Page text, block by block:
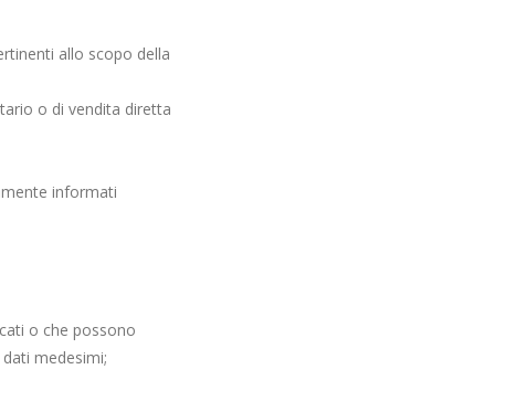
allo scopo della
o di vendita diretta
informati
o che possono
medesimi;